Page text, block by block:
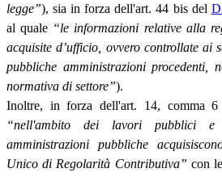
legge”), sia in forza dell'art. 44 bis del
al quale “le informazioni relative alla
acquisite d’ufficio, ovvero controllate ai
pubbliche amministrazioni procedenti,
normativa di settore”).
Inoltre, in forza dell'art. 14, comma
“nell'ambito dei lavori pubblici
amministrazioni pubbliche
Unico di Regolarità Contributiva” con